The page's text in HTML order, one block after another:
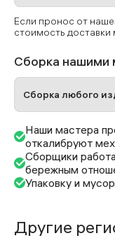
Если пронос от
стоимость
Сборка нашими
Сборка любого
Наши мастера
откалибруют
Сборщики
бережным
Упаковку и
Другие